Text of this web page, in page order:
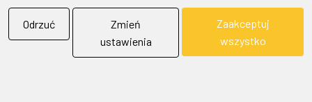
Odrzuć
Zmień
ustawienia
Zaakceptuj
wszystko